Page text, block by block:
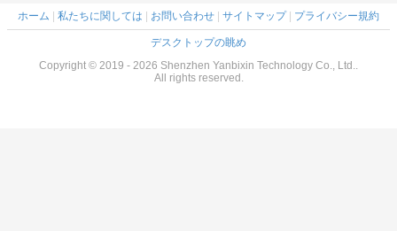
ホーム | 私たちに関しては | お問い合わせ | サイトマップ| プライバシー規約
デスクトップの眺め
Copyright © 2019 - 2026 Shenzhen Yanbixin Technology Co., Ltd..
All rights reserved.